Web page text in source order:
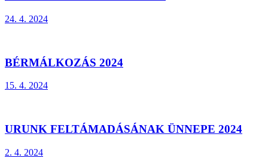
24. 4. 2024
BÉRMÁLKOZÁS 2024
15. 4. 2024
URUNK FELTÁMADÁSÁNAK ÜNNEPE 2024
2. 4. 2024